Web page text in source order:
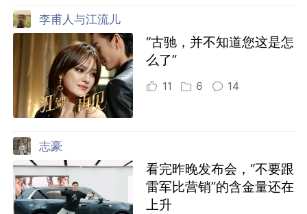
李甫人与江流儿
“古驰，并不知道您这是怎
么了”
11 6 14
志豪
看完昨晚发布会，“不要跟
雷军比营销”的含金量还在
上升